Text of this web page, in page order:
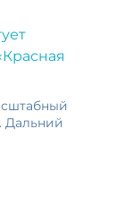
Дальний